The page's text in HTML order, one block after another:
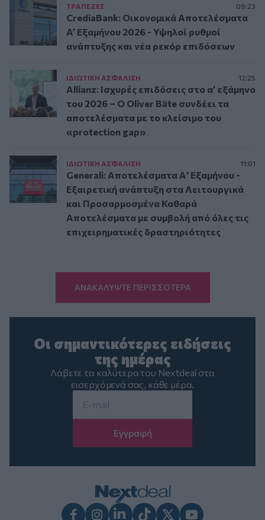
ΤΡAΠΕΖΕΣ 09:23
CrediaBank: Οικονομικά Αποτελέσματα
A’ Εξαμήνου 2026 - Υψηλοί ρυθμοί
ανάπτυξης και νέα ρεκόρ επιδόσεων
ΙΔΙΩΤΙΚΗ ΑΣΦAΛΙΣΗ 12:25
Allianz: Ισχυρές επιδόσεις στο α’ εξάμηνο
του 2026 – Ο Oliver Bäte συνδέει τα
αποτελέσματα με το κλείσιμο του
«protection gap»
ΙΔΙΩΤΙΚΗ ΑΣΦAΛΙΣΗ 11:01
Generali: Αποτελέσματα Α' Εξαμήνου -
Εξαιρετική ανάπτυξη στα Λειτουργικά
και Προσαρμοσμένα Καθαρά
Αποτελέσματα με συμβολή από όλες τις
επιχειρηματικές δραστηριότητες
ΑΝΑΚΑΛΥΨΤΕ ΠΕΡΙΣΣΟΤΕΡΑ
Οι σημαντικότερες ειδήσεις
της ημέρας
Λάβετε τα καλύτερα του Nextdeal στα
εισερχόμενά σας, κάθε μέρα.